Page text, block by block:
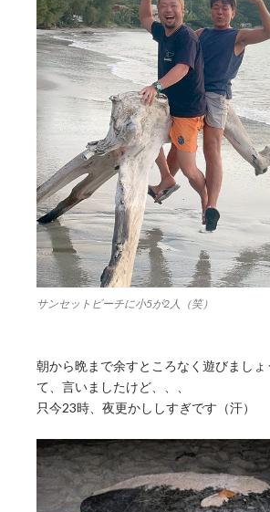
サンセットビーチに小5が2人（笑）
朝から晩まで余すところなく遊びましょ
て、言いましたけど、、、
只今23時、夜更かししすぎです（汗）